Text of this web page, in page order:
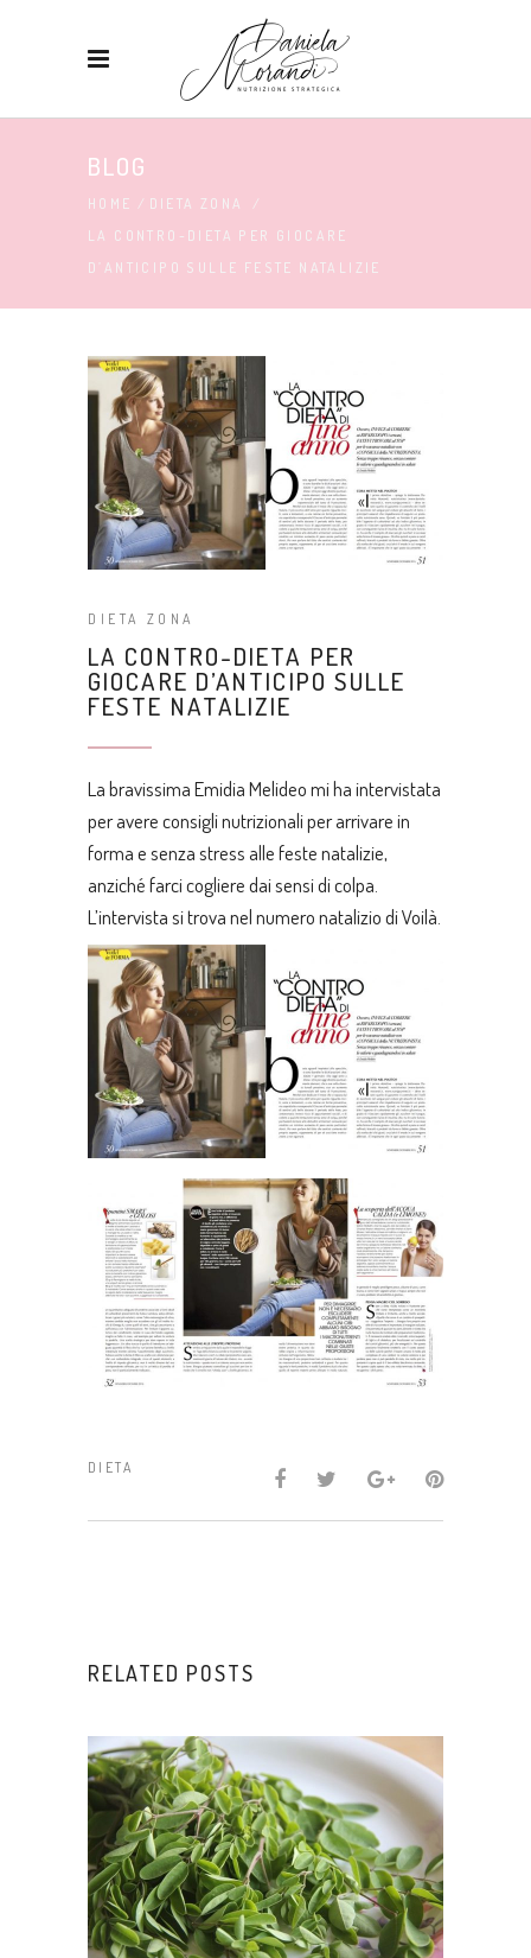
BLOG
HOME / DIETA ZONA
/
LA CONTRO-DIETA PER GIOCARE
D’ANTICIPO SULLE FESTE NATALIZIE
DIETA ZONA
LA CONTRO-DIETA PER
GIOCARE D’ANTICIPO SULLE
FESTE NATALIZIE
La bravissima Emidia Melideo mi ha intervistata
per avere consigli nutrizionali per arrivare in
forma e senza stress alle feste natalizie,
anziché farci cogliere dai sensi di colpa.
L’intervista si trova nel numero natalizio diVoilà
DIETA
RELATED POSTS